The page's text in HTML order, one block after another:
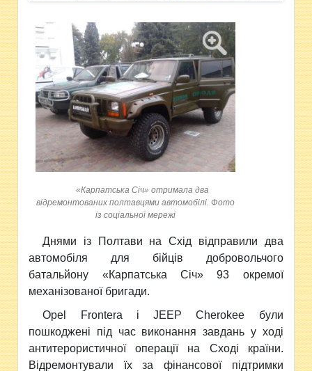
«Карпатська Січ» отримала два
відремонтованих полтавцями автомобілі. Фото
із соціальної мережі
Днями із Полтави на Схід відправили два
автомобіля для бійців добровольчого
батальйону «Карпатська Січ» 93 окремої
механізованої бригади.
Opel Frontera і JEEP Cherokee були
пошкоджені під час виконання завдань у ході
антитерористичної операції на Сході країни.
Відремонтували їх за фінансової підтримки